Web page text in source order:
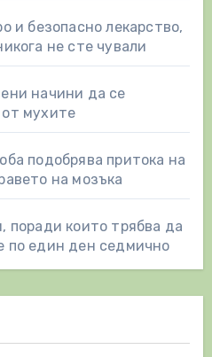
и безопасно лекарство,
не сте чували
начини да се
мухите
подобрява притока на
на мозъка
поради които трябва да
по един ден седмично